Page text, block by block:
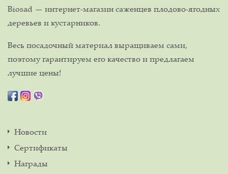
Biosad — интернет-магазин саженцев плодово-ягодных
деревьев и кустарников.
Весь посадочный материал выращиваем сами,
поэтому гарантируем его качество и предлагаем
лучшие цены!
Новости
Сертификаты
Награды